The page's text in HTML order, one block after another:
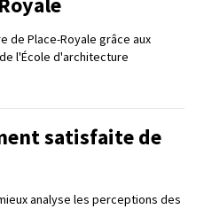
de Place-Royale grâce aux
l'École d'architecture
satisfaite de
analyse les perceptions des